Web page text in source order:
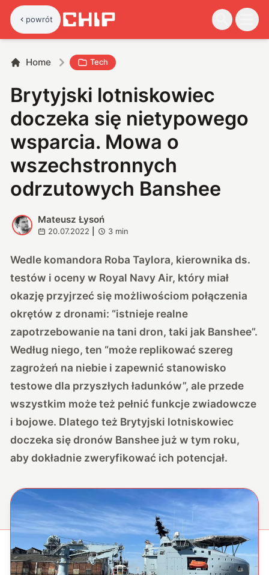
powrót
Home Tech
Brytyjski lotniskowiec
doczeka się nietypowego
wsparcia. Mowa o
wszechstronnych
odrzutowych Banshee
M
Mateusz Łysoń
20.07.2022 3 min
Wedle komandora Roba Taylora, kierownika ds.
testów i oceny w Royal Navy Air, który miał
okazję przyjrzeć się możliwościom połączenia
okrętów z dronami: “istnieje realne
zapotrzebowanie na tani dron, taki jak Banshee”.
Według niego, ten “może replikować szereg
zagrożeń na niebie i zapewnić stanowisko
testowe dla przyszłych ładunków”, ale przede
wszystkim może też pełnić funkcje zwiadowcze
i bojowe. Dlatego też Brytyjski lotniskowiec
doczeka się dronów Banshee już w tym roku,
aby dokładnie zweryfikować ich potencjał.